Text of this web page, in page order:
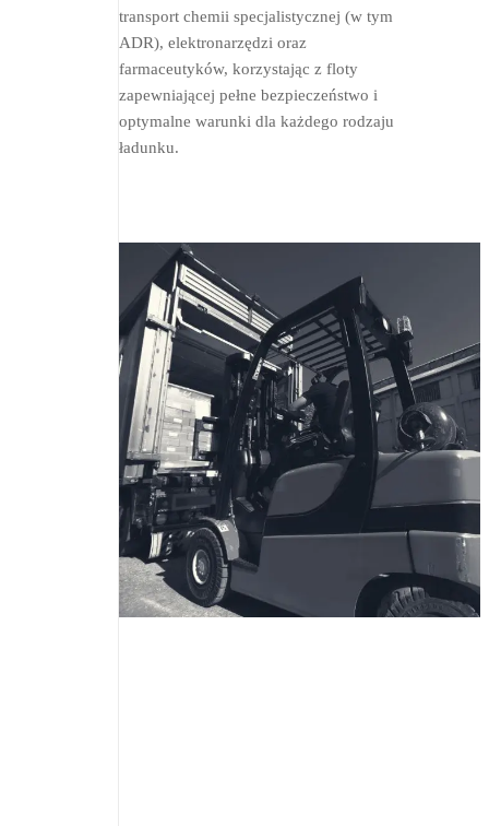
transport chemii specjalistycznej (w tym
ADR), elektronarzędzi oraz
farmaceutyków, korzystając z floty
zapewniającej pełne bezpieczeństwo i
optymalne warunki dla każdego rodzaju
ładunku.